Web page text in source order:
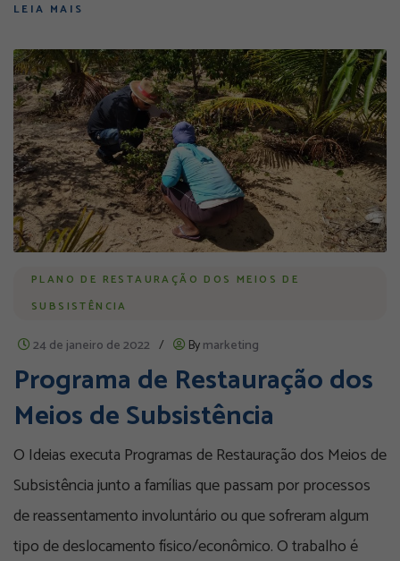
LEIA MAIS
PLANO DE RESTAURAÇÃO DOS MEIOS DE
SUBSISTÊNCIA
24 de janeiro de 2022 / Bymarketing
Programa de Restauração dos
Meios de Subsistência
O Ideias executa Programas de Restauração dos Meios de
Subsistência junto a famílias que passam por processos
de reassentamento involuntário ou que sofreram algum
tipo de deslocamento físico/econômico. O trabalho é